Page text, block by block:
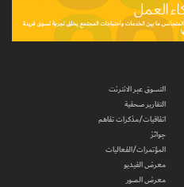
التسوق عبر الانترنت
التقارير صحفية
اتفاقيات/مذكرات تفاهم
جوائز
المؤتمرات/الفعاليات
معرض الفيديو
معرض الصور